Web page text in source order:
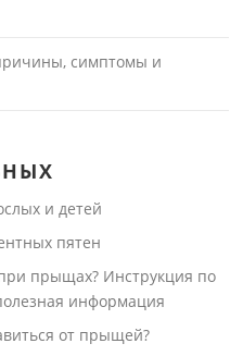
симптомы и
и детей
пятен
прыщах? Инструкция по
информация
от прыщей?